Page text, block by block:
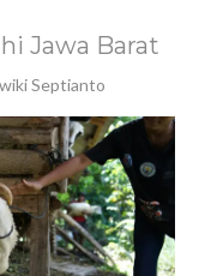
Jawa Barat
Septianto